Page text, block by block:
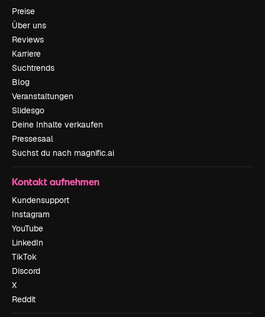
Preise
Über uns
Reviews
Karriere
Suchtrends
Blog
Veranstaltungen
Slidesgo
Deine Inhalte verkaufen
Pressesaal
Suchst du nach magnific.ai
Kontakt aufnehmen
Kundensupport
Instagram
YouTube
LinkedIn
TikTok
Discord
X
Reddit